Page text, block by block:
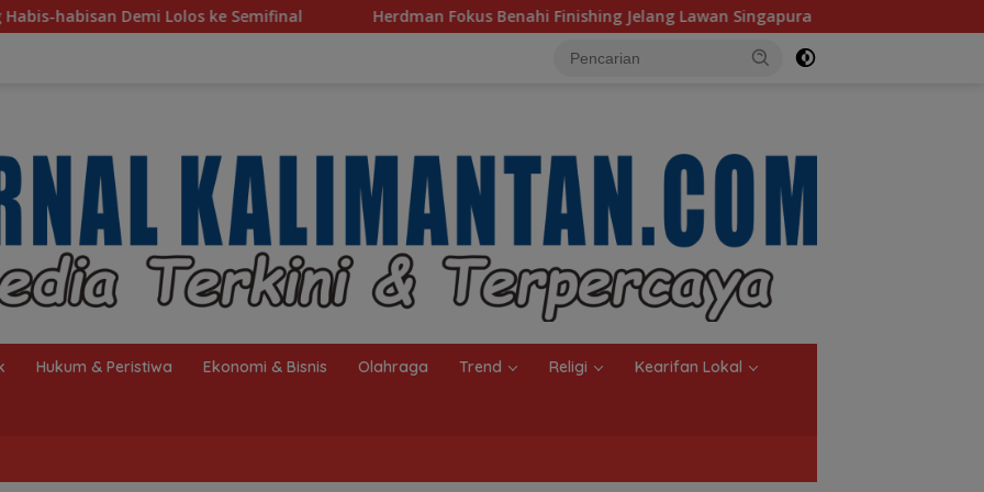
Semifinal Herdman Fokus Benahi Finishing Jelang Lawan Singapura Komisi IV Terus Perkuat Kebijakan
Hukum & Peristiwa Ekonomi & Bisnis Olahraga Trend Religi Kearifan Lokal